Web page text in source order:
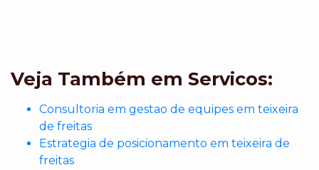
Veja Também em Servicos:
Consultoria em gestao de equipes em teixeira
de freitas
Estrategia de posicionamento em teixeira de
freitas